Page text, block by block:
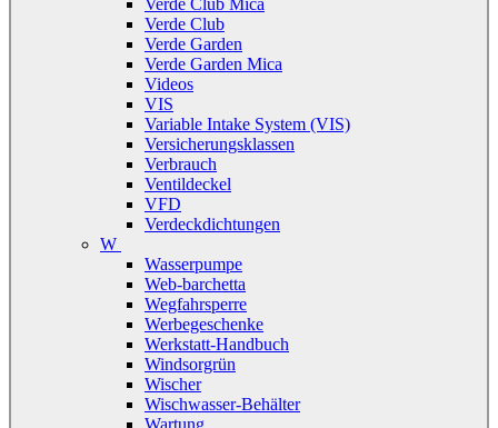
Verde Club Mica
Verde Club
Verde Garden
Verde Garden Mica
Videos
VIS
Variable Intake System (VIS)
Versicherungsklassen
Verbrauch
Ventildeckel
VFD
Verdeckdichtungen
W
Wasserpumpe
Web-barchetta
Wegfahrsperre
Werbegeschenke
Werkstatt-Handbuch
Windsorgrün
Wischer
Wischwasser-Behälter
Wartung